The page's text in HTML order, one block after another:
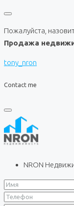
Пожалуйста,
Продажа
tony_nron
Contact me
NRON